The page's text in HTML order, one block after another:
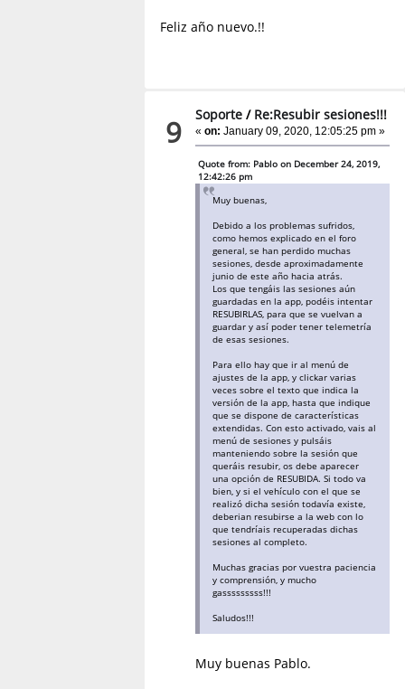
Feliz año nuevo.!!
9 Soporte / Re:Resubir sesiones!!!
«on: January 09, 2020, 12:05:25 pm »
Quote from: Pablo on December 24, 2019,
12:42:26 pm
Muy buenas,
Debido a los problemas sufridos,
como hemos explicado en el foro
general, se han perdido muchas
sesiones, desde aproximadamente
junio de este año hacia atrás.
Los que tengáis las sesiones aún
guardadas en la app, podéis intentar
RESUBIRLAS, para que se vuelvan a
guardar y así poder tener telemetría
de esas sesiones.
Para ello hay que ir al menú de
ajustes de la app, y clickar varias
veces sobre el texto que indica la
versión de la app, hasta que indique
que se dispone de características
extendidas. Con esto activado, vais al
menú de sesiones y pulsáis
manteniendo sobre la sesión que
queráis resubir, os debe aparecer
una opción de RESUBIDA. Si todo va
bien, y si el vehículo con el que se
realizó dicha sesión todavía existe,
deberian resubirse a la web con lo
que tendríais recuperadas dichas
sesiones al completo.
Muchas gracias por vuestra paciencia
y comprensión, y mucho
gasssssssss!!!
Saludos!!!
Muy buenas Pablo.